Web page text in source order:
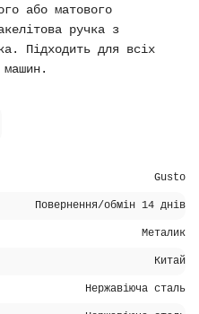
або матового
ручка з
Підходить для всіх
Gusto
Повернення/обмін 14 днів
Металик
Китай
Нержавіюча сталь